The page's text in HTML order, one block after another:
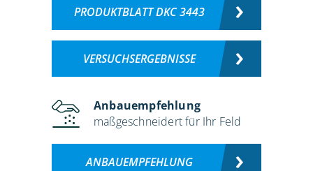
PRODUKTBLATT DKC 3443
VERSUCHSERGEBNISSE
Anbauempfehlung
maßgeschneidert für Ihr Feld
ANBAUEMPFEHLUNG